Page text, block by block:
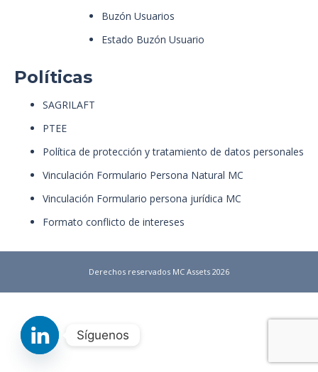
Buzón Usuarios
Estado Buzón Usuario
Políticas
SAGRILAFT
PTEE
Política de protección y tratamiento de datos personales
Vinculación Formulario Persona Natural MC
Vinculación Formulario persona jurídica MC
Formato conflicto de intereses
Derechos reservados MC Assets 2026
Síguenos